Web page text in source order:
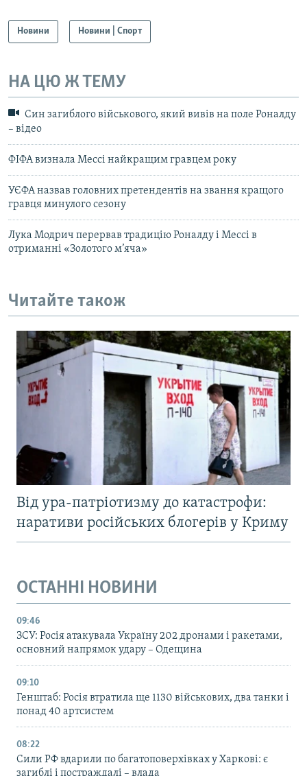
Новини Новини | Спорт
НА ЦЮ Ж ТЕМУ
Син загиблого військового, який вивів на поле Роналду
– відео
ФІФА визнала Мессі найкращим гравцем року
УЄФА назвав головних претендентів на звання кращого
гравця минулого сезону
Лука Модрич перервав традицію Роналду і Мессі в
отриманні «Золотого м’яча»
Читайте також
Від ура-патріотизму до катастрофи:
наративи російських блогерів у Криму
ОСТАННІ НОВИНИ
09:46
ЗСУ: Росія атакувала Україну 202 дронами і ракетами,
основний напрямок удару – Одещина
09:10
Генштаб: Росія втратила ще 1130 військових, два танки і
понад 40 артсистем
08:22
Сили РФ вдарили по багатоповерхівках у Харкові: є
загиблі і постраждалі – влада